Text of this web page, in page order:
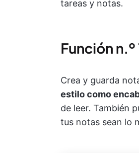
tareas y notas.
Función
Crea y guarda
estilo como
de leer. También
tus notas sean lo